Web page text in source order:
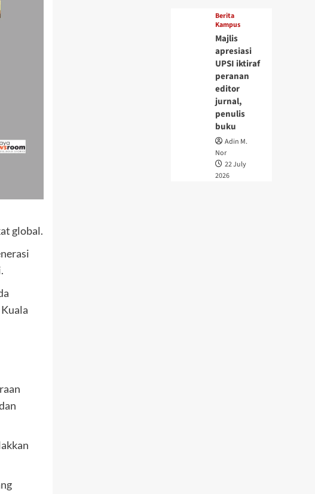
global.
Berita
Kampus
Majlis
apresiasi
UPSI iktiraf
peranan
editor
jurnal,
penulis
buku
Adin M.
Nor
22 July
2026